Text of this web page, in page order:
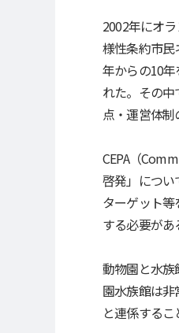
2002年にオ
様性条約市民
年からの10
れた。その中
点・運営体制
CEPA（
啓発」につ
ターゲット等
する必要があ
動物園と水族
園水族館は非
と連係する